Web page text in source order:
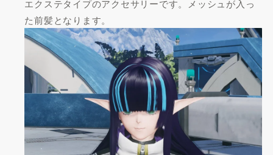
エクステタイプのアクセサリーです。メッシュが入っ
た前髪となります。